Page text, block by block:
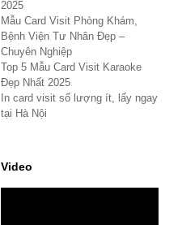
2025
Mẫu Card Visit Phòng Khám,
Bệnh Viện Tư Nhân Đẹp –
Chuyên Nghiệp
Top 5 Mẫu Card Visit Karaoke
Đẹp Nhất 2025
In card visit số lượng ít, lấy ngay
tại Hà Nội
Video